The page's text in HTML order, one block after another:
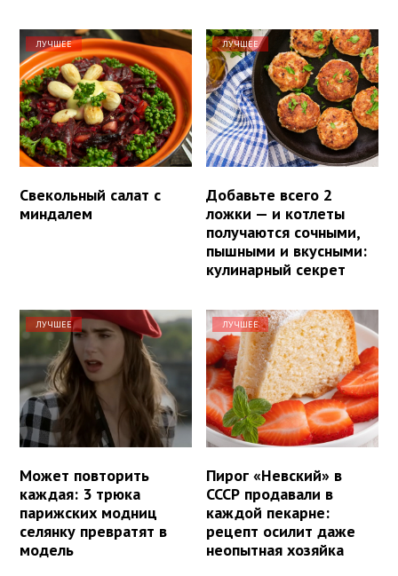
ЛУЧШЕЕ
Свекольный салат с
миндалем
ЛУЧШЕЕ
Добавьте всего 2
ложки — и котлеты
получаются сочными,
пышными и вкусными:
кулинарный секрет
ЛУЧШЕЕ
Может повторить
каждая: 3 трюка
парижских модниц
селянку превратят в
модель
ЛУЧШЕЕ
Пирог «Невский» в
СССР продавали в
каждой пекарне:
рецепт осилит даже
неопытная хозяйка